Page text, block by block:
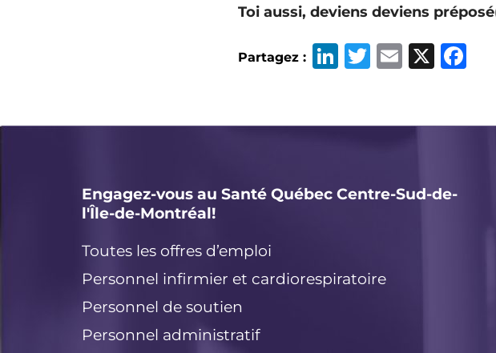
Toi aussi, deviens deviens
Partagez :
Li
e
I
n
T
t
r
E
l
X
e
Engagez-vous au Santé Québec Centre-Sud-de-
l'Île-de-Montréal!
Toutes les offres d’emploi
Personnel infirmier et cardiorespiratoire
Personnel de soutien
Personnel administratif